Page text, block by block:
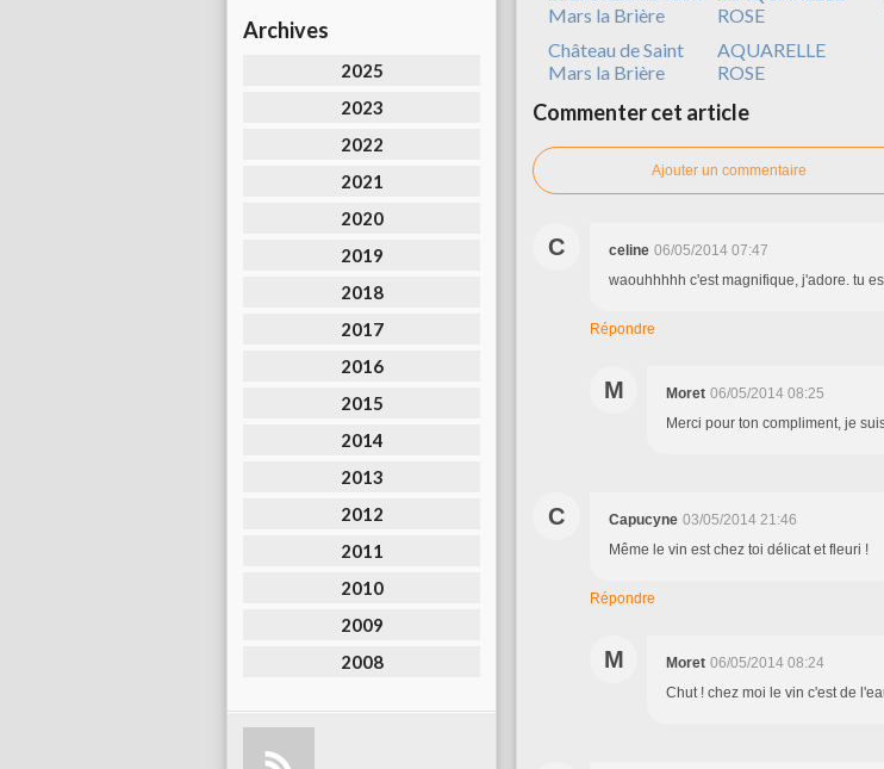
Archives
2025
2023
2022
2021
2020
2019
2018
2017
2016
2015
2014
2013
2012
2011
2010
2009
2008
Château de Saint
Mars la Brière
AQUARELLE
ROSE
Commenter cet article
Ajouter un commentaire
C celine 06/05/2014 07:47
waouhhhhh c'est magnifique, j'adore. tu
Répondre
M Moret 06/05/2014 08:25
Merci pour ton compliment, je
C Capucyne 03/05/2014 21:46
Même le vin est chez toi délicat et fleuri !
Répondre
M Moret 06/05/2014 08:24
Chut ! chez moi le vin c'est de